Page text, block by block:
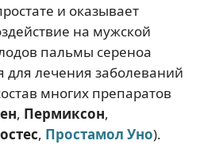
и оказывает
на мужской
пальмы сереноа
для лечения заболеваний
многих препаратов
, Пермиксон,
, Простамол Уно).